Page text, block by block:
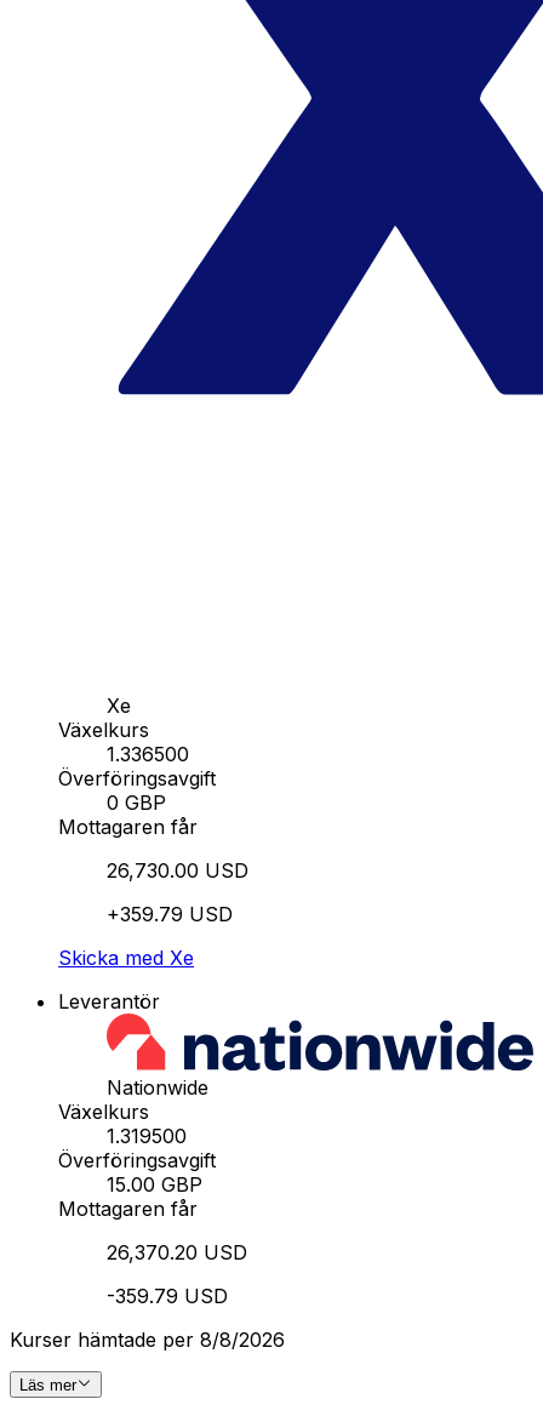
Xe
Växelkurs
1.336500
Överföringsavgift
0 GBP
Mottagaren får
26,730.00 USD
+359.79 USD
Skicka med Xe
Leverantör
Nationwide
Växelkurs
1.319500
Överföringsavgift
15.00 GBP
Mottagaren får
26,370.20 USD
-359.79 USD
Kurser hämtade per 8/8/2026
Läs mer